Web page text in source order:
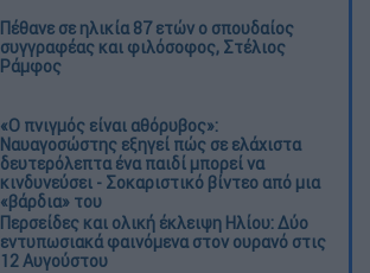
Πέθανε σε ηλικία 87 ετών ο σπουδαίος
συγγραφέας και φιλόσοφος, Στέλιος
Ράμφος
«Ο πνιγμός είναι αθόρυβος»:
Ναυαγοσώστης εξηγεί πώς σε ελάχιστα
δευτερόλεπτα ένα παιδί μπορεί να
κινδυνεύσει - Σοκαριστικό βίντεο από μια
«βάρδια» του
Περσείδες και ολική έκλειψη Ηλίου: Δύο
εντυπωσιακά φαινόμενα στον ουρανό στις
12 Αυγούστου